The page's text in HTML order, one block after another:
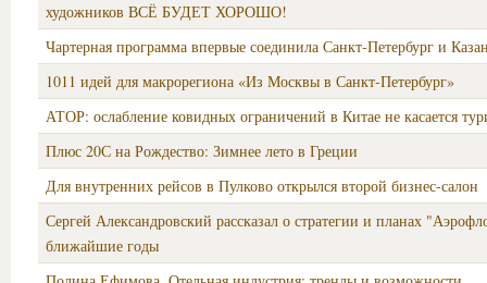
художников ВСЁ БУДЕТ ХОРОШО!
Чартерная программа впервые соединила Санкт‑Петербург и
1011 идей для макрорегиона «Из Москвы в Санкт‑Петербург»
АТОР: ослабление ковидных ограничений в Китае не касается
Плюс 20С на Рождество: Зимнее лето в Греции
Для внутренних рейсов в Пулково открылся второй бизнес-салон
Сергей Александровский рассказал о стратегии и планах
ближайшие годы